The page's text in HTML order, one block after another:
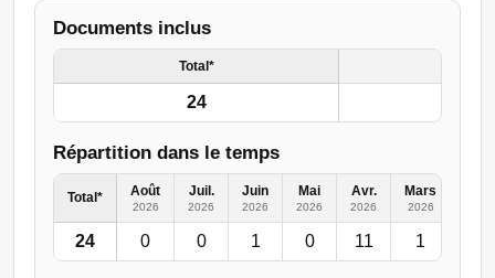
Documents inclus
Total*
24
Répartition dans le temps
Total* Août
2026
Juil.
2026
Juin
2026
Mai
2026
Avr.
2026
Mars
2026
24 0 0 1 0 11 1